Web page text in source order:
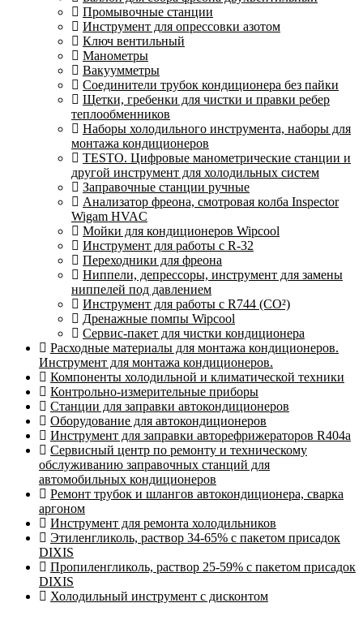
Промывочные станции
Инструмент для опрессовки азотом
Ключ вентильный
Манометры
Вакуумметры
Соединители трубок кондиционера без пайки
Щетки, гребенки для чистки и правки ребер
теплообменников
Наборы холодильного инструмента, наборы для
монтажа кондиционеров
TESTO. Цифровые манометрические станции и
другой инструмент для холодильных систем
Заправочные станции ручные
Анализатор фреона, смотровая колба Inspector
Wigam HVAC
Мойки для кондиционеров Wipcool
Инструмент для работы с R-32
Переходники для фреона
Ниппели, депрессоры, инструмент для замены
ниппелей под давлением
Инструмент для работы с R744 (CO²)
Дренажные помпы Wipcool
Сервис-пакет для чистки кондиционера
Расходные материалы для монтажа кондиционеров.
Инструмент для монтажа кондиционеров.
Компоненты холодильной и климатической техники
Контрольно-измерительные приборы
Станции для заправки автокондиционеров
Оборудование для автокондиционеров
Инструмент для заправки авторефрижераторов R404a
Сервисный центр по ремонту и техническому
обслуживанию заправочных станций для
автомобильных кондиционеров
Ремонт трубок и шлангов автокондиционера, сварка
аргоном
Инструмент для ремонта холодильников
Этиленгликоль, раствор 34-65% с пакетом присадок
DIXIS
Пропиленгликоль, раствор 25-59% с пакетом присадок
DIXIS
Холодильный инструмент с дисконтом